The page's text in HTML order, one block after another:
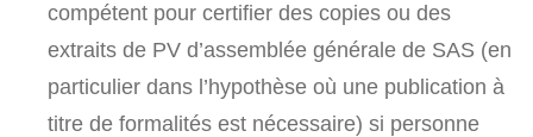
compétent pour certifier des copies ou des
extraits de PV d’assemblée générale de SAS (en
particulier dans l’hypothèse où une publication à
titre de formalités est nécessaire) si personne